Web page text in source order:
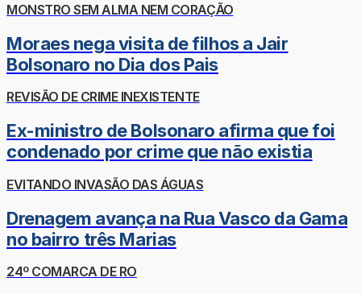
MONSTRO SEM ALMA NEM CORAÇÃO
Moraes nega visita de filhos a Jair
Bolsonaro no Dia dos Pais
REVISÃO DE CRIME INEXISTENTE
Ex-ministro de Bolsonaro afirma que foi
condenado por crime que não existia
EVITANDO INVASÃO DAS ÁGUAS
Drenagem avança na Rua Vasco da Gama
no bairro três Marias
24º COMARCA DE RO